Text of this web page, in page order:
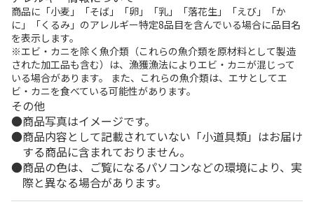
商品に「小麦」「そば」「卵」「乳」「落花生」「えび」「か
に」「くるみ」のアレルギー特定8品目を含んでいる場合に品目名
を表示します。
※エビ・カニを除く魚介類（これらの魚介類を原材料として製造
された加工品も含む）は、漁獲漁法によりエビ・カニが混じって
いる場合があります。 また、これらの魚介類は、エサとしてエ
ビ・カニを食べている可能性があります。
その他
商品写真はイメージです。
商品内容として記載されていない「小道具類」はお届け
する商品に含まれておりません。
商品の色は、ご覧になるパソコンなどの環境により、実
際と異なる場合があります。